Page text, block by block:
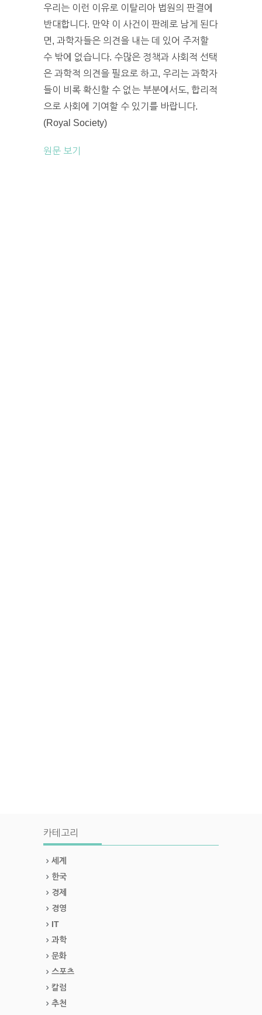
우리는 이런 이유로 이탈리아 법원의 판결에
반대합니다. 만약 이 사건이 판례로 남게 된다
면, 과학자들은 의견을 내는 데 있어 주저할
수 밖에 없습니다. 수많은 정책과 사회적 선택
은 과학적 의견을 필요로 하고, 우리는 과학자
들이 비록 확신할 수 없는 부분에서도, 합리적
으로 사회에 기여할 수 있기를 바랍니다.
(Royal Society)
원문 보기
카테고리
세계
한국
경제
경영
IT
과학
문화
스포츠
칼럼
추천